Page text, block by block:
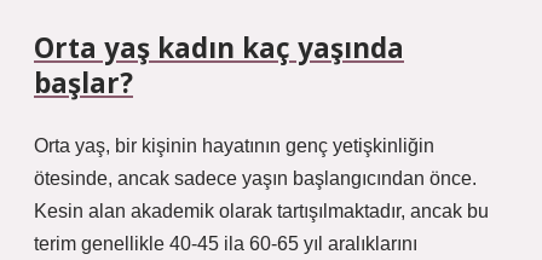
Orta yaş kadın kaç yaşında
başlar?
Orta yaş, bir kişinin hayatının genç yetişkinliğin
ötesinde, ancak sadece yaşın başlangıcından önce.
Kesin alan akademik olarak tartışılmaktadır, ancak bu
terim genellikle 40-45 ila 60-65 yıl aralıklarını